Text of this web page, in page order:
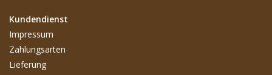
Kundendienst
Impressum
Zahlungsarten
Lieferung